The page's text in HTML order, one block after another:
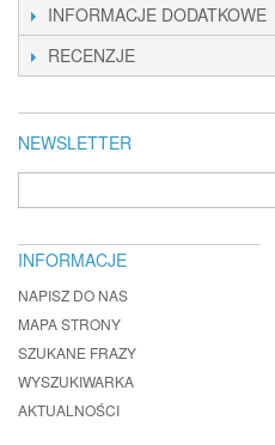
INFORMACJE DODATKOWE
RECENZJE
NEWSLETTER
INFORMACJE
NAPISZ DO NAS
MAPA STRONY
SZUKANE FRAZY
WYSZUKIWARKA
AKTUALNOŚCI